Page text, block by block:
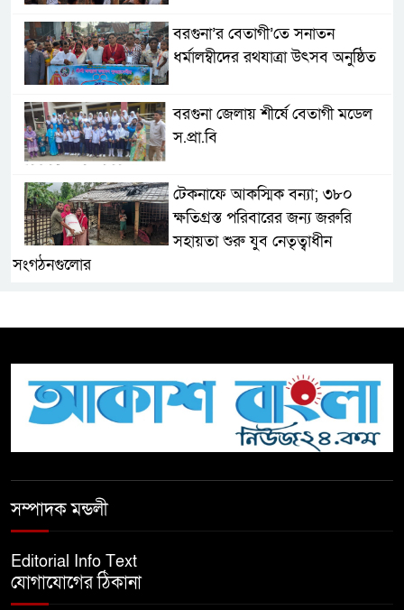
বরগুনা’র বেতাগী’তে সনাতন
ধর্মালম্বীদের রথযাত্রা উৎসব অনুষ্ঠিত
বরগুনা জেলায় শীর্ষে বেতাগী মডেল
স.প্রা.বি
টেকনাফে আকস্মিক বন্যা; ৩৮০
ক্ষতিগ্রস্ত পরিবারের জন্য জরুরি
সহায়তা শুরু যুব নেতৃত্বাধীন
সংগঠনগুলোর
টিকটকে অশালীন কনটেন্ট ও অনলাইন
হয়রানির অভিযোগে ব্রাহ্মণবাড়িয়ায়
বেতাগীতে ঈদুল আজহা উপলক্ষে
সম্পাদক মন্ডলী
Editorial Info Text
যোগাযোগের ঠিকানা